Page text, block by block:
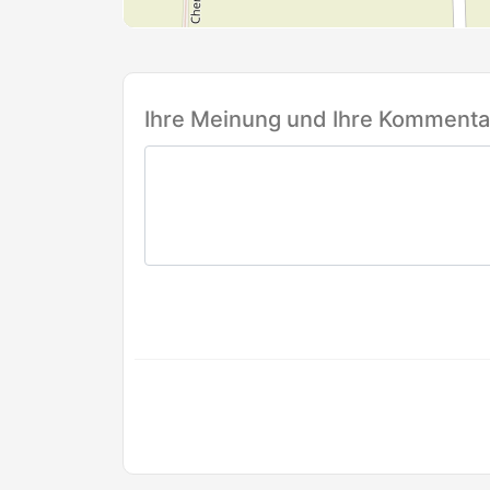
Ihre Meinung und Ihre